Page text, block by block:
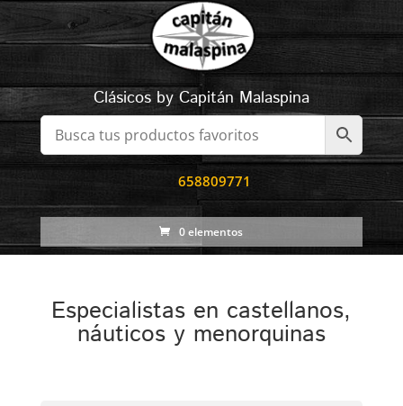
Clásicos by Capitán Malaspina
658809771
0 elementos
Especialistas en castellanos,
náuticos y menorquinas